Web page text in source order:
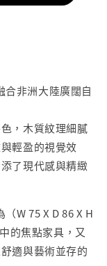
合非洲大陸廣闊自
，木質紋理細膩
輕盈的視覺效
了現代感與精緻
（W 75 X D 86 X H
的焦點家具，又
適與藝術並存的